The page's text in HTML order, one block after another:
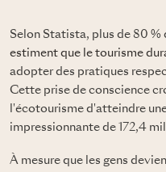
Selon Statista, plus de 80 %
estiment que le tourisme
adopter des pratiques
Cette prise de conscience
l'écotourisme d'atteindre
impressionnante de 172,4
À mesure que les gens